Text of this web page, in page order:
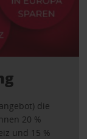
die
20 %
und 15 %